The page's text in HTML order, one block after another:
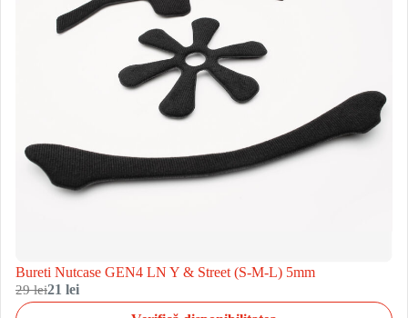
Bureti Nutcase GEN4 LN Y & Street (S-M-L) 5mm
29 lei21 lei